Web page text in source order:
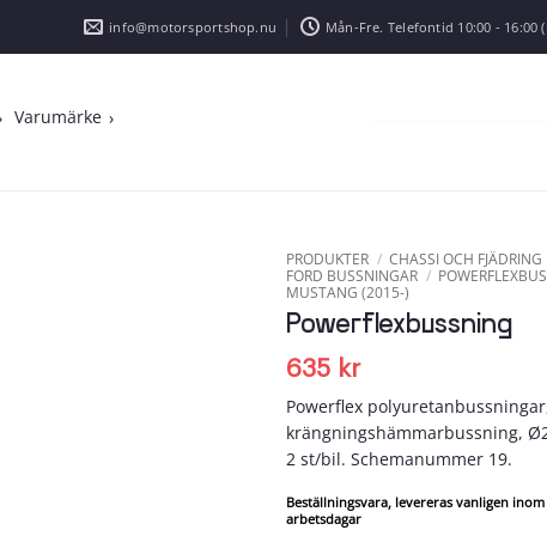
info@motorsportshop.nu Mån-Fre. Telefontid 10:00 - 16:00
Varumärke
PRODUKTER / CHASSI OCH FJÄDRING
FORD BUSSNINGAR /
MUSTANG (2015-)
Powerflexbussning
635 kr
Powerflex
krängningshämmarbussning,
2 st/bil. Schemanummer 19.
Beställningsvara, levereras vanligen
arbetsdagar